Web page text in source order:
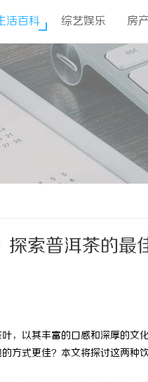
活百科 综艺娱乐 房
探索普洱茶的最
，以其丰富的口感和深厚的
方式更佳？本文将探讨这两